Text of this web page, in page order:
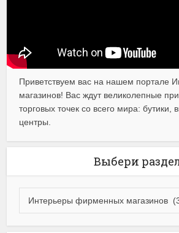
Приветствуем вас на нашем портале
магазинов! Вас ждут великолепные
торговых точек со всего мира: бутики,
центры.
Выбери